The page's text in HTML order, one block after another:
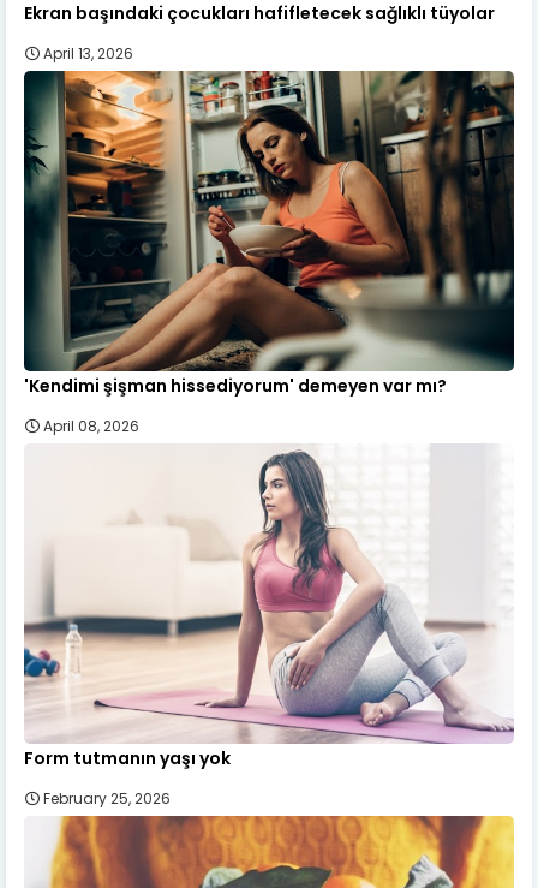
Ekran başındaki çocukları hafifletecek sağlıklı tüyolar
April 13, 2026
'Kendimi şişman hissediyorum' demeyen var mı?
April 08, 2026
Form tutmanın yaşı yok
February 25, 2026